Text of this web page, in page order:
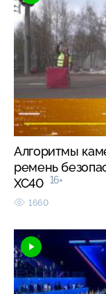
Алгоритмы
ремень
XC40 16+
1660